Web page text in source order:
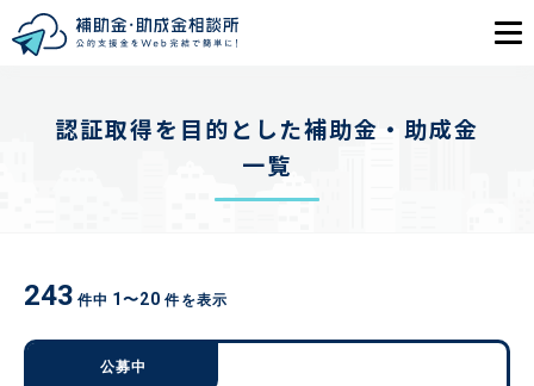
会員登録
認証取得を目的とした補助金・助成金
一覧
243 件中 1〜20 件を表示
公募中